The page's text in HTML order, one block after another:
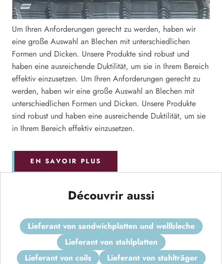
Um Ihren Anforderungen gerecht zu werden, haben wir
eine große Auswahl an Blechen mit unterschiedlichen
Formen und Dicken. Unsere Produkte sind robust und
haben eine ausreichende Duktilität, um sie in Ihrem Bereich
effektiv einzusetzen. Um Ihren Anforderungen gerecht zu
werden, haben wir eine große Auswahl an Blechen mit
unterschiedlichen Formen und Dicken. Unsere Produkte
sind robust und haben eine ausreichende Duktilität, um sie
in Ihrem Bereich effektiv einzusetzen.
EN SAVOIR PLUS
Découvrir aussi
lieferant von sandwichplatten und wellbleche
lieferant von stahlplatten
lieferant von coils
lieferant von stahlträger